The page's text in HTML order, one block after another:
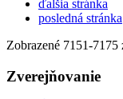
ďalšia stránka
posledná stránka
Zobrazené 7151-7175
Zverejňovanie